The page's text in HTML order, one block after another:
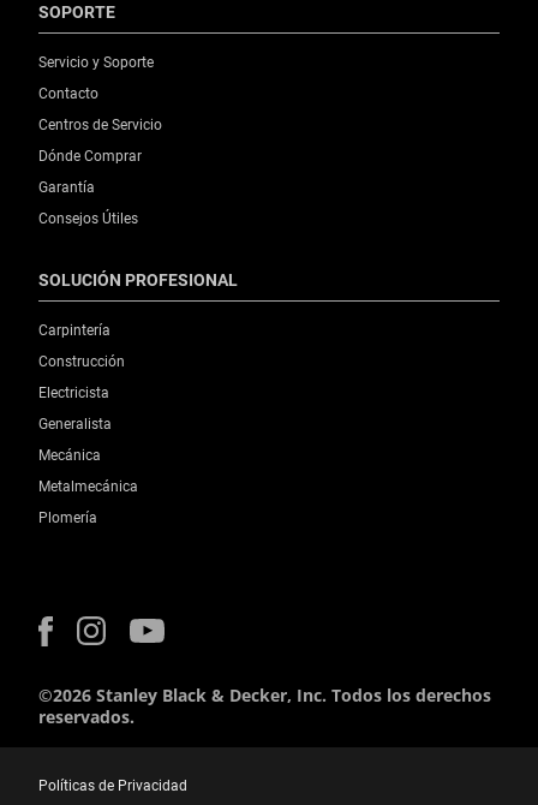
SOPORTE
Servicio y Soporte
Contacto
Centros de Servicio
Dónde Comprar
Garantía
Consejos Útiles
SOLUCIÓN PROFESIONAL
Carpintería
Construcción
Electricista
Generalista
Mecánica
Metalmecánica
Plomería
©2026 Stanley Black & Decker, Inc. Todos los derechos
reservados.
Políticas de Privacidad